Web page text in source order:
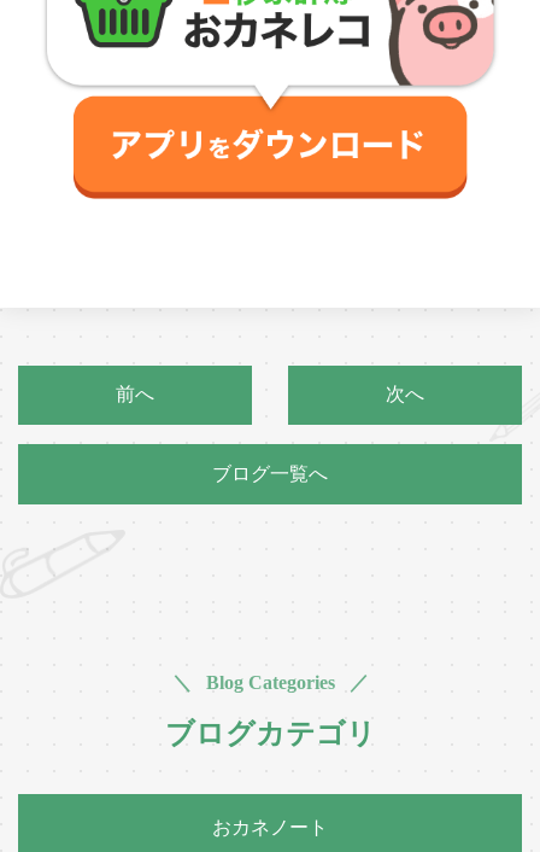
前へ 次へ
ブログ一覧へ
＼ Blog Categories ／
ブログカテゴリ
おカネノート